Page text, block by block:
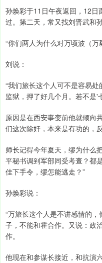
孙焕彩于11日午夜返回，12
过。第二天，常又找刘晋武和
“你们两人为什么对万顷波（万
刘说：
“我们旅长这个人可不是容易
监狱，押了好几个月。若不是'
原因是在西安事变前他就倾向
们这次除奸，本来是有功的，
师长记得今年夏天，缪为什么
平秘书调到军部同受考查？都
佳下手令，缪怎能逃走？”
孙焕彩说：
“万旅长这个人是不讲感情的
子，不能和霍合作。又说：政
作。
他现在和参谋长接近，和抗演